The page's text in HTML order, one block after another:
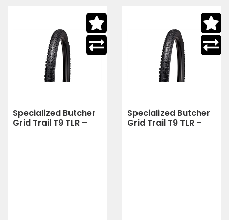
Specialized Butcher
Grid Trail T9 TLR –
Specialized Butcher
Grid Trail T9 TLR –